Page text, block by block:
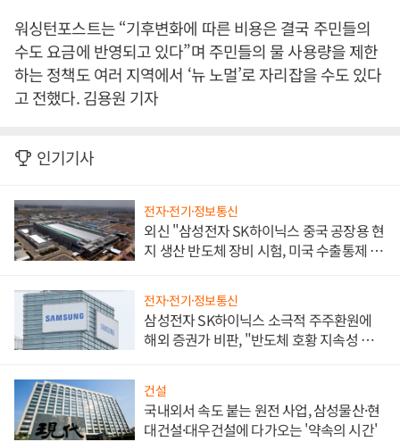
워싱턴포스트는 “기후변화에 따른 비용은 결국 주민들의
수도 요금에 반영되고 있다”며 주민들의 물 사용량을 제한
하는 정책도 여러 지역에서 ‘뉴 노멀’로 자리잡을 수도 있다
고 전했다. 김용원 기자
인기기사
전자·전기·정보통신
외신 "삼성전자 SK하이닉스 중국 공장용 현
지 생산 반도체 장비 시험, 미국 수출통제 대
전자·전기·정보통신
삼성전자 SK하이닉스 소극적 주주환원에
해외 증권가 비판, "반도체 호황 지속성 의
건설
국내외서 속도 붙는 원전 사업, 삼성물산·현
대건설·대우건설에 다가오는 '약속의 시간'